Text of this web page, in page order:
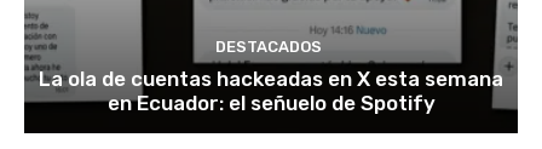
DESTACADOS
La ola de cuentas hackeadas en X esta semana
en Ecuador: el señuelo de Spotify